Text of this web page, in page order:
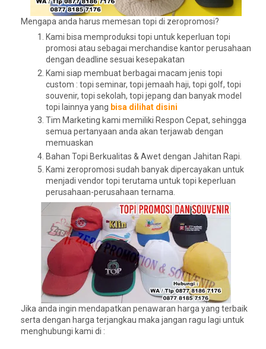
Mengapa anda harus memesan topi di zeropromosi?
Kami bisa memproduksi topi untuk keperluan topi
promosi atau sebagai merchandise kantor perusahaan
dengan deadline sesuai kesepakatan
Kami siap membuat berbagai macam jenis topi
custom : topi seminar, topi jemaah haji, topi golf, topi
souvenir, topi sekolah, topi jepang dan banyak model
topi lainnya yang bisa dilihat disini
Tim Marketing kami memiliki Respon Cepat, sehingga
semua pertanyaan anda akan terjawab dengan
memuaskan
Bahan Topi Berkualitas & Awet dengan Jahitan Rapi.
Kami zeropromosi sudah banyak dipercayakan untuk
menjadi vendor topi terutama untuk topi keperluan
perusahaan-perusahaan ternama.
Jika anda ingin mendapatkan penawaran harga yang terbaik
serta dengan harga terjangkau maka jangan ragu lagi untuk
menghubungi kami di :